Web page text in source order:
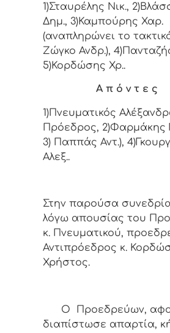
1)Σταυρέλης Νικ.,
Δημ., 3)Καμπούρης Χαρ.
(αναπληρώνει το
Ζώγκο Ανδρ.),
5)Κορδώσης Χρ..
Α π ό ν τ ε ς
1)Πνευματικός
Πρόεδρος, 2)Φαρμάκης
3) Παππάς Αντ.),
Αλεξ..
Στην παρούσα
λόγω απουσίας του
κ. Πνευματικού,
Αντιπρόεδρος κ.
Χρήστος.
Ο Προεδρεύων,
διαπίστωσε απαρτία,